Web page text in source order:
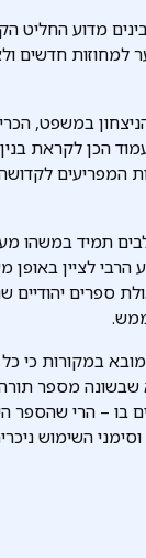
מדוע החליט
למחוזות חדשים
במשפט,
הכן לקראת
המפריעים
תמיד במשהו
לציין באופן
ספרים יהודיים
במקורות כי
מספר
בו – הרי שהספר
השימוש